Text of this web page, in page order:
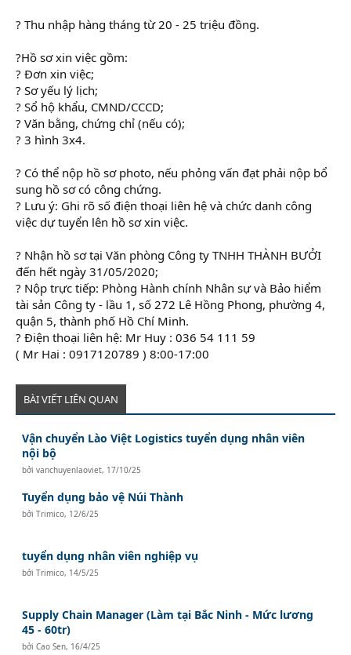
? Thu nhập hàng tháng từ 20 - 25 triệu đồng.
?Hồ sơ xin việc gồm:
? Đơn xin việc;
? Sơ yếu lý lịch;
? Sổ hộ khẩu, CMND/CCCD;
? Văn bằng, chứng chỉ (nếu có);
? 3 hình 3x4.
? Có thể nộp hồ sơ photo, nếu phỏng vấn đạt phải nộp bổ
sung hồ sơ có công chứng.
? Lưu ý: Ghi rõ số điện thoại liên hệ và chức danh công
việc dự tuyển lên hồ sơ xin việc.
? Nhận hồ sơ tại Văn phòng Công ty TNHH THÀNH BƯỞI
đến hết ngày 31/05/2020;
? Nộp trực tiếp: Phòng Hành chính Nhân sự và Bảo hiểm
tài sản Công ty - lầu 1, số 272 Lê Hồng Phong, phường 4,
quận 5, thành phố Hồ Chí Minh.
? Điện thoại liên hệ: Mr Huy : 036 54 111 59
( Mr Hai : 0917120789 ) 8:00-17:00
BÀI VIẾT LIÊN QUAN
Vận chuyển Lào Việt Logistics tuyển dụng nhân viên
nội bộ
bởivanchuyenlaoviet, 17/10/25
Tuyển dụng bảo vệ Núi Thành
bởiTrimico, 12/6/25
tuyển dụng nhân viên nghiệp vụ
bởiTrimico, 14/5/25
Supply Chain Manager (Làm tại Bắc Ninh - Mức lương
45 - 60tr)
bởiCao Sen, 16/4/25